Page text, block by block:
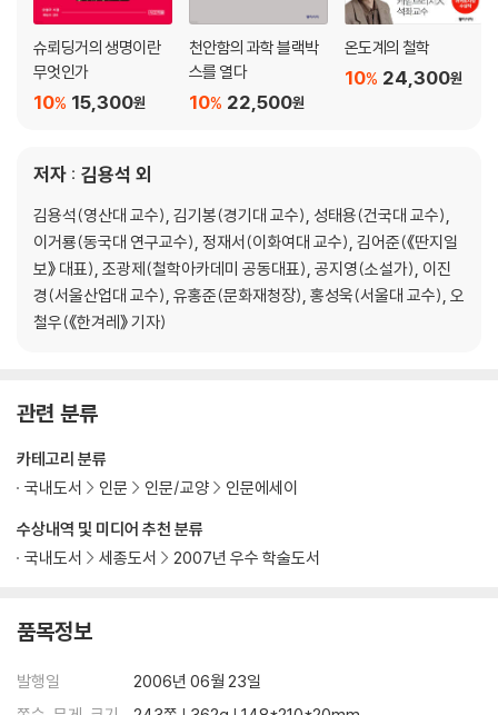
슈뢰딩거의 생명이란
무엇인가
15,300원
10%
천안함의 과학 블랙박
스를 열다
22,500원
10%
온도계의 철학
24,300원
10%
저자 : 김용석 외
김용석(영산대 교수), 김기봉(경기대 교수), 성태용(건국대 교수),
이거룡(동국대 연구교수), 정재서(이화여대 교수), 김어준(《딴지일
보》 대표), 조광제(철학아카데미 공동대표), 공지영(소설가), 이진
경(서울산업대 교수), 유홍준(문화재청장), 홍성욱(서울대 교수), 오
철우(《한겨레》 기자)
관련 분류
수상내역 및 미디어 추천 분류
국내도서
세종도서 2007년 우수 학술도서
카테고리 분류
국내도서
인문 인문/교양 인문에세이
품목정보
발행일
2006년 06월 23일